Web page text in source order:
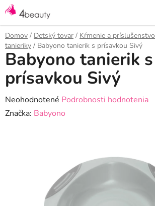
Prejsť
na
obsah
Domov / Detský tovar / Kŕmenie a príslušenstvo
tanieriky / Babyono tanierik s prísavkou Sivý
Babyono tanierik s
prísavkou Sivý
Priemerné
hodnotenie
hviezdičiek.
Neohodnotené Podrobnosti hodnotenia
Značka: Babyono